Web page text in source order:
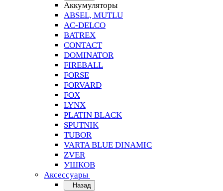
Аккумуляторы
ABSEL, MUTLU
AC-DELCO
BATREX
CONTACT
DOMINATOR
FIREBALL
FORSE
FORVARD
FOX
LYNX
PLATIN BLACK
SPUTNIK
TUBOR
VARTA BLUE DINAMIC
ZVER
УШКОВ
Аксессуары
Назад